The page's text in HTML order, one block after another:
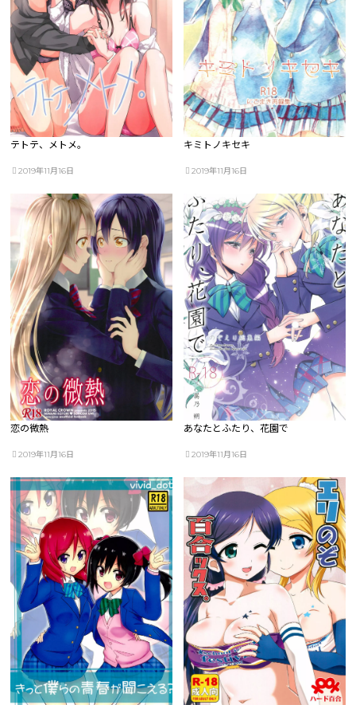
テトテ、メトメ。
2019年11月16日
キミトノキセキ
2019年11月16日
恋の微熱
2019年11月16日
あなたとふたり、花園で
2019年11月16日